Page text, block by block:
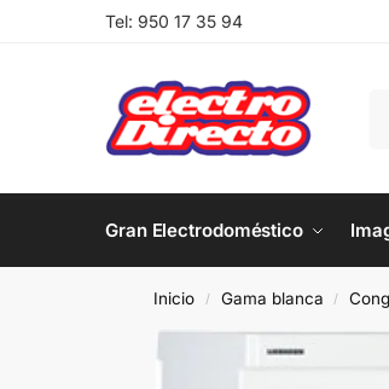
Tel: 950 17 35 94
Gran Electrodoméstico
Inicio / Gama blanca /